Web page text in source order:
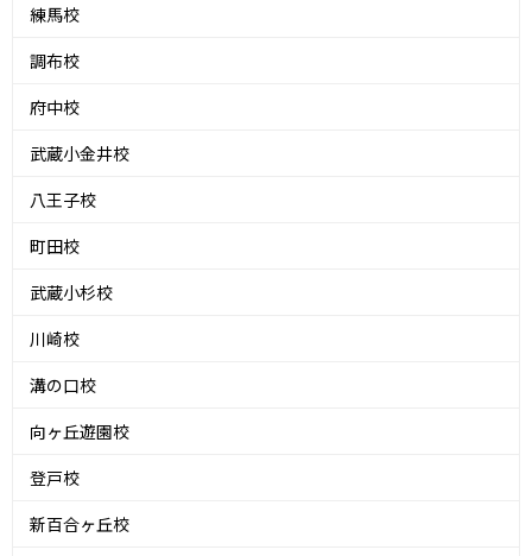
練馬校
調布校
府中校
武蔵小金井校
八王子校
町田校
武蔵小杉校
川崎校
溝の口校
向ヶ丘遊園校
登戸校
新百合ヶ丘校